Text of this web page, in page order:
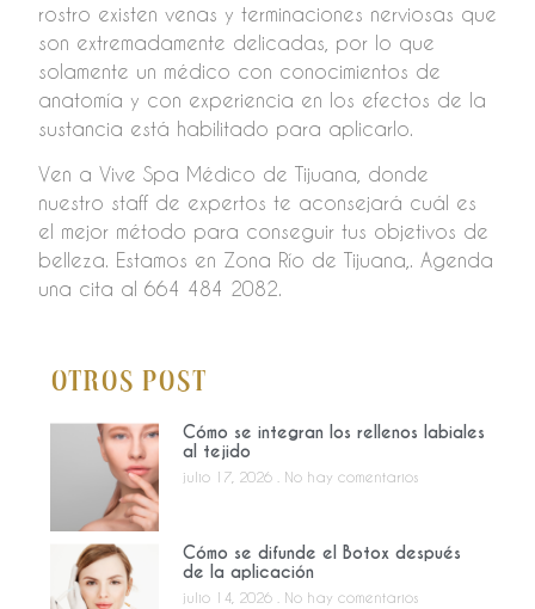
Otros Post
Cómo se integran los rellenos labiales
al tejido
julio 17, 2026 No hay comentarios
Cómo se difunde el Botox después
de la aplicación
julio 14, 2026 No hay comentarios
rostro existen venas y terminaciones nerviosas que
son extremadamente delicadas, por lo que
solamente un médico con conocimientos de
anatomía y con experiencia en los efectos de la
sustancia está habilitado para aplicarlo.
Ven a Vive Spa Médico de Tijuana, donde
nuestro staff de expertos te aconsejará cuál es
el mejor método para conseguir tus objetivos de
belleza. Estamos en Zona Río de Tijuana,. Agenda
una cita al 664 484 2082.